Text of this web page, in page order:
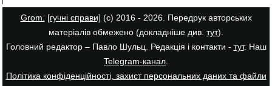
Grom. [гучні справи] (с) 2016 - 2026. Передрук авторських
матеріалів обмежено (докладніше див. тут).
Головний редактор – Павло Шульц. Редакція і контакти - тут. Наш
Telegram-канал
Політика конфіденційності, захист персональних даних та файли